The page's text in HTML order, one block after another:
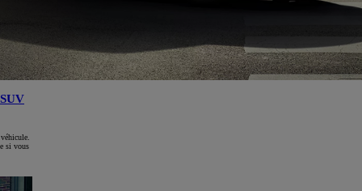
SUV
si vous